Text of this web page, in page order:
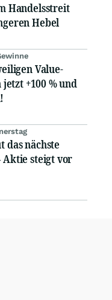
Handelsstreit
Hebel
Value-
+100 % und
das nächste
Aktie steigt vor